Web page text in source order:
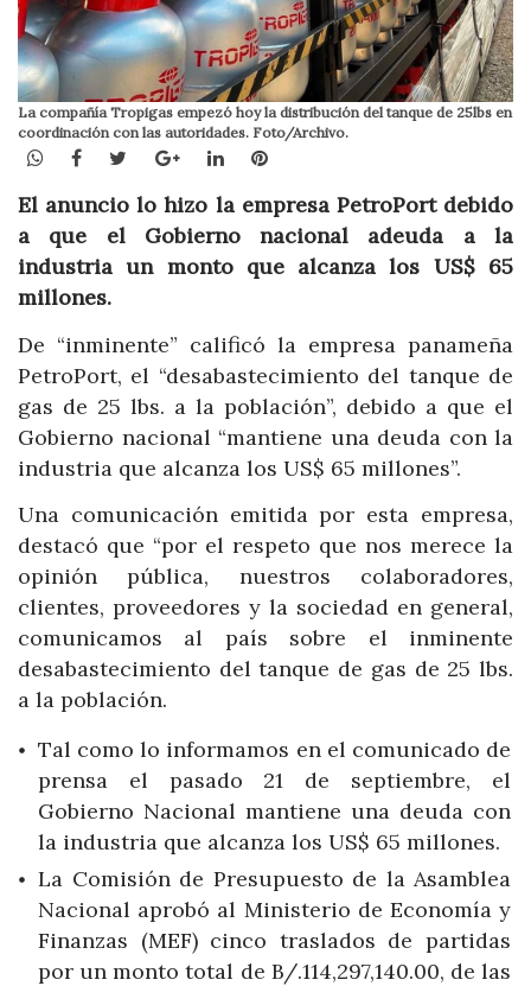
La compañía Tropigas empezó hoy la distribución del tanque de 25lbs en
coordinación con las autoridades. Foto/Archivo.
WhatsApp
Facebook
TwitterGoogle+LinkedInPinterest
El anuncio lo hizo la empresa PetroPort debido
a que el Gobierno nacional adeuda a la
industria un monto que alcanza los US$ 65
millones.
De “inminente” calificó la empresa panameña
PetroPort, el “desabastecimiento del tanque de
gas de 25 lbs. a la población”, debido a que el
Gobierno nacional “mantiene una deuda con la
industria que alcanza los US$ 65 millones”.
Una comunicación emitida por esta empresa,
destacó que “por el respeto que nos merece la
opinión pública, nuestros colaboradores,
clientes, proveedores y la sociedad en general,
comunicamos al país sobre el inminente
desabastecimiento del tanque de gas de 25 lbs.
a la población.
Tal como lo informamos en el comunicado de
prensa el pasado 21 de septiembre, el
Gobierno Nacional mantiene una deuda con
la industria que alcanza los US$ 65 millones.
La Comisión de Presupuesto de la Asamblea
Nacional aprobó al Ministerio de Economía y
Finanzas (MEF) cinco traslados de partidas
por un monto total de B/.114,297,140.00, de las